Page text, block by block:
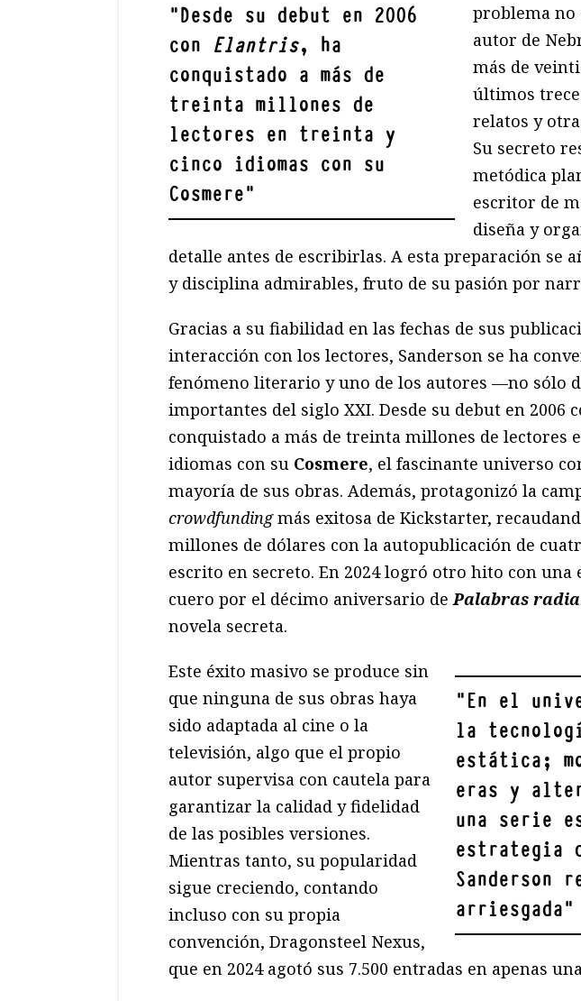
"Desde su debut en 2006
con Elantris, ha
conquistado a más de
treinta millones de
lectores en treinta y
cinco idiomas con su
Cosmere"
problema no
autor de
más de
últimos
relatos y
Su secreto
metódica
escritor de
diseña y
detalle antes de escribirlas. A esta preparación se
y disciplina admirables, fruto de su pasión por
Gracias a su fiabilidad en las fechas de sus
interacción con los lectores, Sanderson se ha
fenómeno literario y uno de los autores —no sólo
importantes del siglo XXI. Desde su debut en 2006
conquistado a más de treinta millones de lectores
idiomas con su Cosmere, el fascinante universo
mayoría de sus obras. Además, protagonizó la
crowdfundingmás exitosa de Kickstarter,
millones de dólares con la autopublicación de
escrito en secreto. En 2024 logró otro hito con una
cuero por el décimo aniversario de Palabras
novela secreta.
"En el
la
estática;
eras y
una serie
estrategia
Sanderson
arriesgada"
Este éxito masivo se produce sin
que ninguna de sus obras haya
sido adaptada al cine o la
televisión, algo que el propio
autor supervisa con cautela para
garantizar la calidad y fidelidad
de las posibles versiones.
Mientras tanto, su popularidad
sigue creciendo, contando
incluso con su propia
convención, Dragonsteel Nexus,
que en 2024 agotó sus 7.500 entradas en apenas